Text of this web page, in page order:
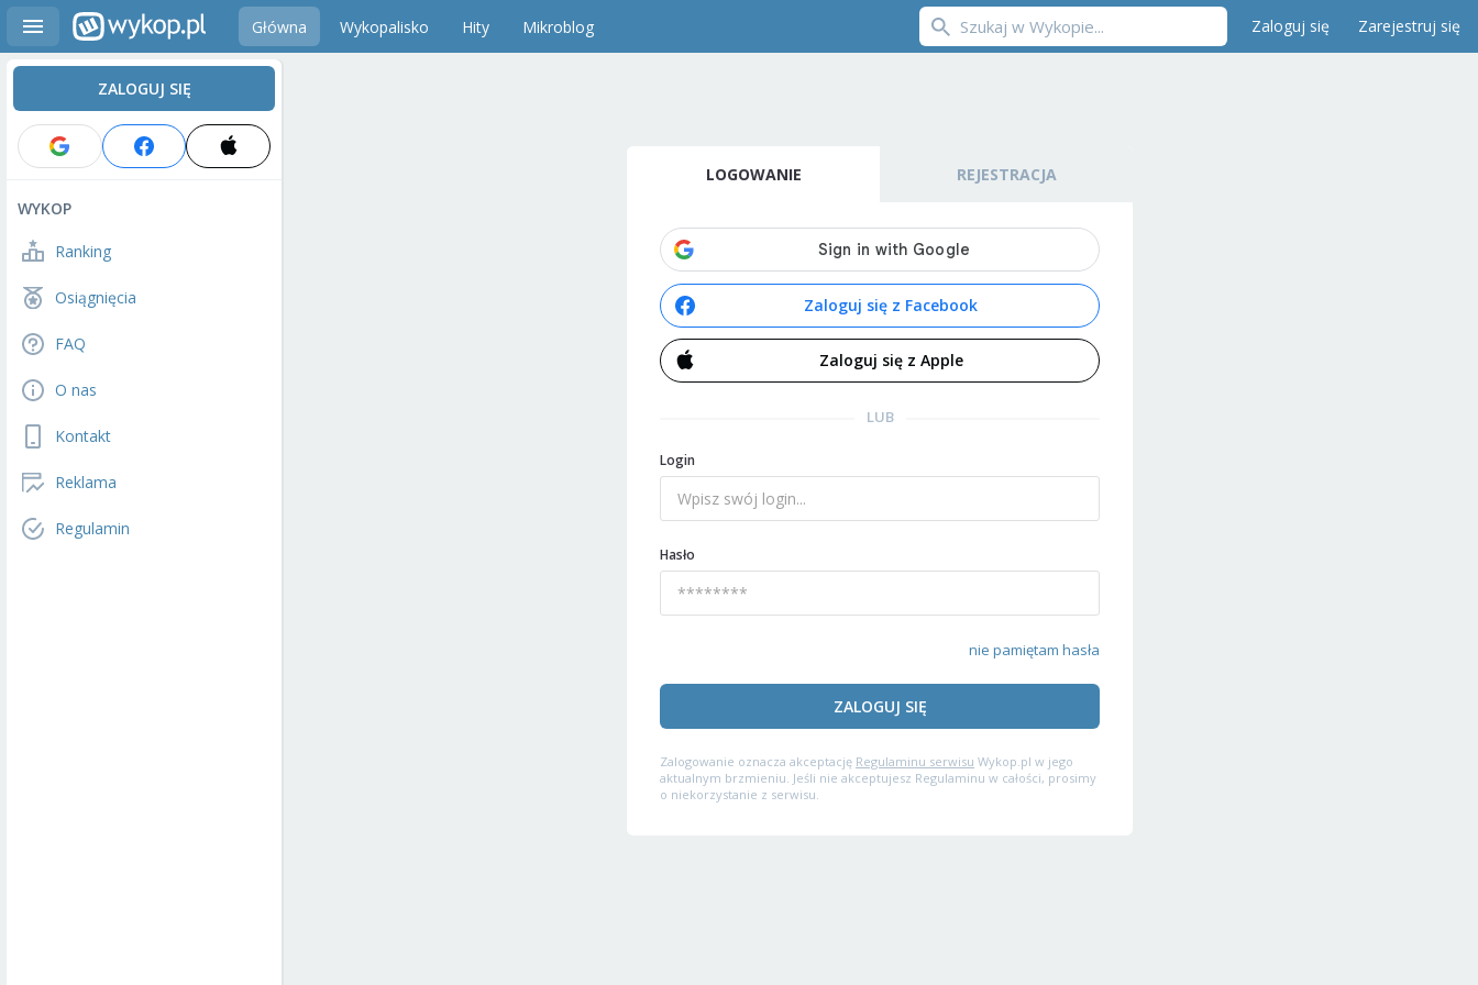
Główna Wykopalisko Hity Mikroblog Zaloguj się Zarejestruj się
ZALOGUJ SIĘ
WYKOP
Ranking
Osiągnięcia
FAQ
O nas
Kontakt
Reklama
Regulamin
LOGOWANIE REJESTRACJA
Zaloguj się z Facebook
Zaloguj się z Apple
LUB
Login
Hasło
nie pamiętam hasła
ZALOGUJ SIĘ
Zalogowanie oznacza akceptację Regulaminu serwisu Wykop.pl w jego
aktualnym brzmieniu. Jeśli nie akceptujesz Regulaminu w całości, prosimy
o niekorzystanie z serwisu.